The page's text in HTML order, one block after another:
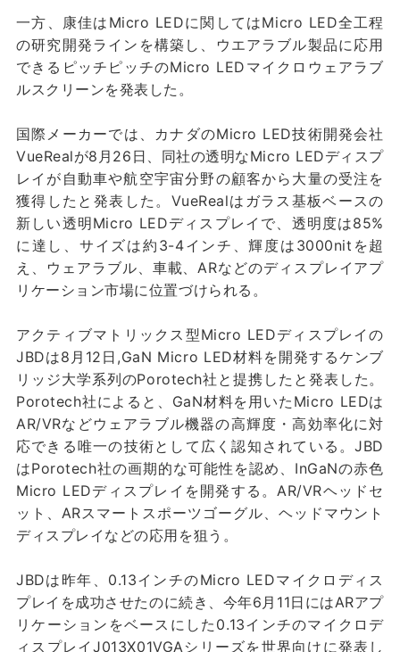
一方、康佳はMicro LEDに関してはMicro LED全工程
の研究開発ラインを構築し、ウエアラブル製品に応用
できるピッチピッチのMicro LEDマイクロウェアラブ
ルスクリーンを発表した。
国際メーカーでは、カナダのMicro LED技術開発会社
VueRealが8月26日、同社の透明なMicro LEDディスプ
レイが自動車や航空宇宙分野の顧客から大量の受注を
獲得したと発表した。VueRealはガラス基板ベースの
新しい透明Micro LEDディスプレイで、透明度は85%
に達し、サイズは約3-4インチ、輝度は3000nitを超
え、ウェアラブル、車載、ARなどのディスプレイアプ
リケーション市場に位置づけられる。
アクティブマトリックス型Micro LEDディスプレイの
JBDは8月12日,GaN Micro LED材料を開発するケンブ
リッジ大学系列のPorotech社と提携したと発表した。
Porotech社によると、GaN材料を用いたMicro LEDは
AR/VRなどウェアラブル機器の高輝度・高効率化に対
応できる唯一の技術として広く認知されている。JBD
はPorotech社の画期的な可能性を認め、InGaNの赤色
Micro LEDディスプレイを開発する。AR/VRヘッドセ
ット、ARスマートスポーツゴーグル、ヘッドマウント
ディスプレイなどの応用を狙う。
JBDは昨年、0.13インチのMicro LEDマイクロディス
プレイを成功させたのに続き、今年6月11日にはARアプ
リケーションをベースにした0.13インチのマイクロデ
ィスプレイJ013X01VGAシリーズを世界向けに発表し